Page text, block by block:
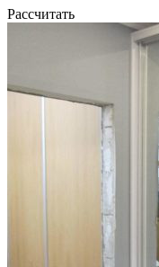
Рассчитать